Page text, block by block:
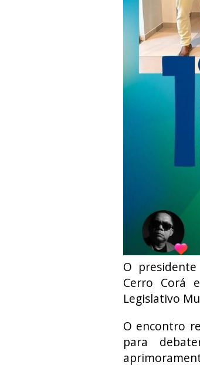
O
Cerro Corá
Legislativo
O encontro
para